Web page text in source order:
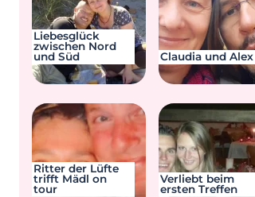
Liebesglück
zwischen Nord
und Süd
Claudia und Alex
Ritter der Lüfte
trifft Mädl on
tour
Verliebt beim
ersten Treffen